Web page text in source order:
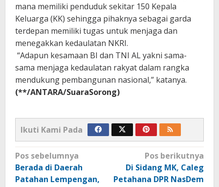
mana memiliki penduduk sekitar 150 Kepala
Keluarga (KK) sehingga pihaknya sebagai garda
terdepan memiliki tugas untuk menjaga dan
menegakkan kedaulatan NKRI.
“Adapun kesamaan BI dan TNI AL yakni sama-
sama menjaga kedaulatan rakyat dalam rangka
mendukung pembangunan nasional,” katanya.
(**/ANTARA/SuaraSorong)
Ikuti Kami Pada
Navigasi
pos
Pos sebelumnya
Berada di Daerah
Patahan Lempengan,
Pos berikutnya
Di Sidang MK, Caleg
Petahana DPR NasDem